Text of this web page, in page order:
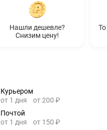
Нашли дешевле?
Снизим цену!
Курьером
от 1 дня
от 200 ₽
Почтой
от 1 дня
от 150 ₽